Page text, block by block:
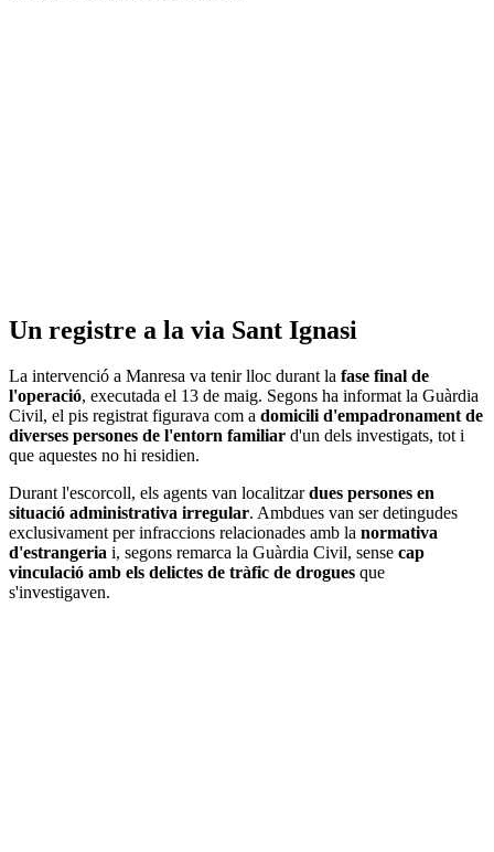
Un registre a la via Sant Ignasi
La intervenció a Manresa va tenir lloc durant la fase final de
l'operació, executada el 13 de maig. Segons ha informat la Guàrdia
Civil, el pis registrat figurava com a domicili d'empadronament de
diverses persones de l'entorn familiar d'un dels investigats, tot i
que aquestes no hi residien.
Durant l'escorcoll, els agents van localitzardues persones en
situació administrativa irregular. Ambdues van ser detingudes
exclusivament per infraccions relacionades amb la normativa
d'estrangeria i, segons remarca la Guàrdia Civil, sense cap
vinculació amb els delictes de tràfic de drogues que
s'investigaven.